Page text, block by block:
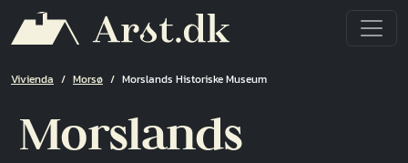
Ruta de navegación
Vivienda Morsø Morslands Historiske Museum
Morslands